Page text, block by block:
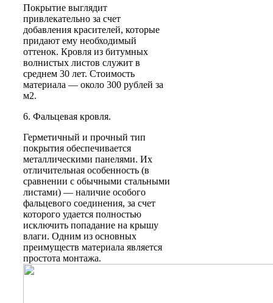
Покрытие выглядит
привлекательно за счет
добавления красителей, которые
придают ему необходимый
оттенок. Кровля из битумных
волнистых листов служит в
среднем 30 лет. Стоимость
материала — около 300 рублей за
м2.
6. Фальцевая кровля.
Герметичный и прочный тип
покрытия обеспечивается
металлическими панелями. Их
отличительная особенность (в
сравнении с обычными стальными
листами) — наличие особого
фальцевого соединения, за счет
которого удается полностью
исключить попадание на крышу
влаги. Одним из основных
преимуществ материала является
простота монтажа.